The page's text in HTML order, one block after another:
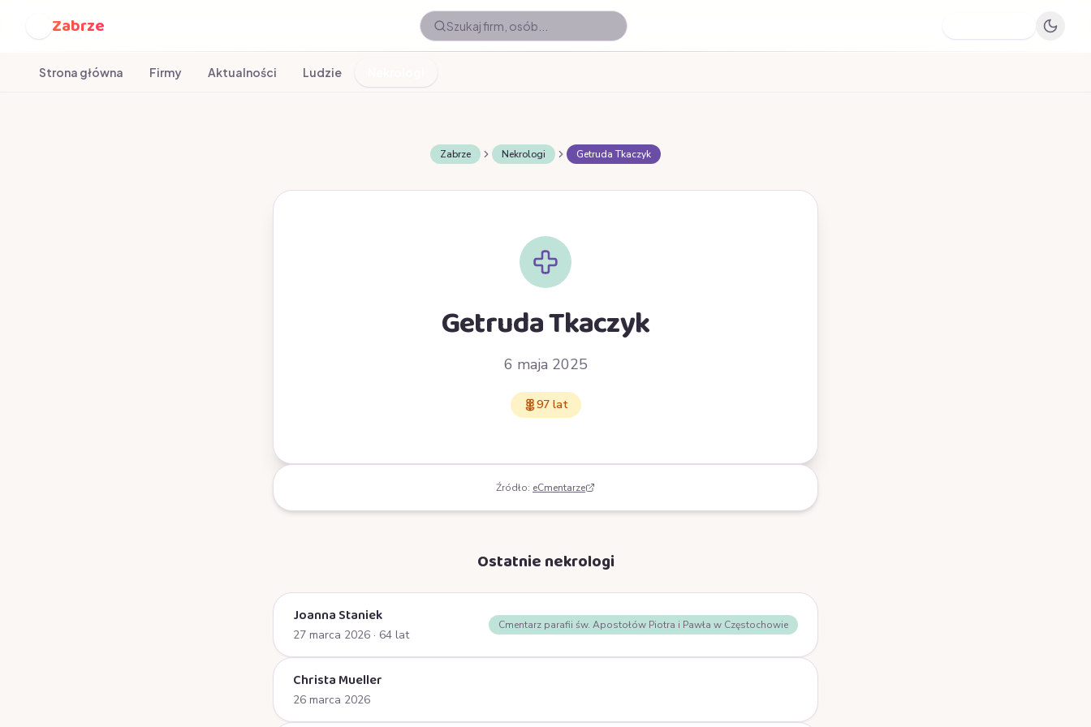
Zabrze
Strona główna Firmy Aktualności Ludzie
Zabrze Nekrologi Getruda Tkaczyk
Getruda Tkaczyk
6 maja 2025
97 lat
Źródło: eCmentarze
Ostatnie nekrologi
Joanna Staniek
27 marca 2026 · 64 lat
Cmentarz parafii św. Apostołów Piotra i Pawła w Częstochowie
Christa Mueller
26 marca 2026